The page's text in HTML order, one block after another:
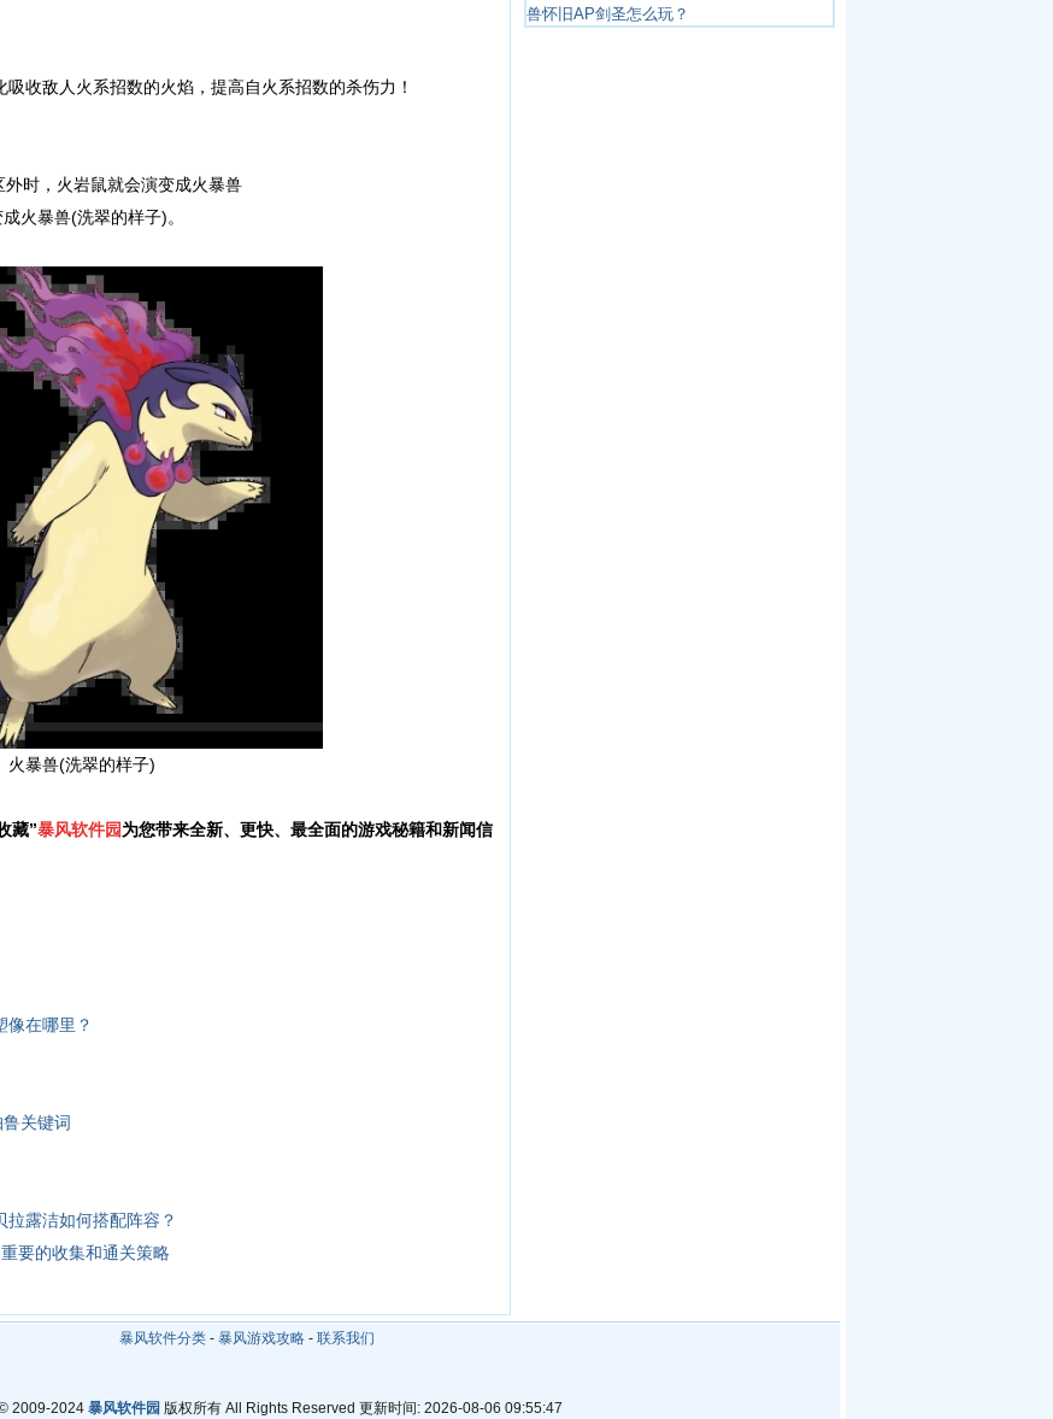
收敌人火系招数的火焰，提高自火系招数的杀伤力！
时，火岩鼠就会演变成火暴兽
火暴兽(洗翠的样子)。
火暴兽(洗翠的样子)
藏”暴风软件园为您带来全新、更快、最全面的游戏秘籍和新闻信
像在哪里？
关键词
拉露洁如何搭配阵容？
要的收集和通关策略
兽怀旧AP剑圣怎么玩？
暴风软件分类- 暴风游戏攻略- 联系我们
2009-2024 暴风软件园 版权所有 All Rights Reserved 更新时间: 2026-08-06 09:55:47